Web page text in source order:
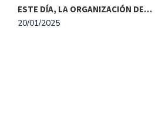
ESTE DÍA, LA ORGANIZACIÓN DE…
20/01/2025